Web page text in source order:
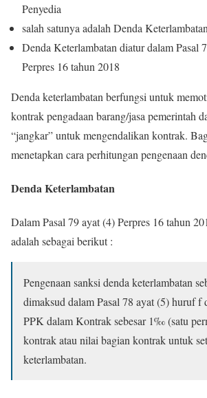
Penyedia
salah satunya adalah Denda Keterlambatan
Denda Keterlambatan diatur dalam Pasal
Perpres 16 tahun 2018
Denda keterlambatan berfungsi untuk
kontrak pengadaan barang/jasa pemerintah
“jangkar” untuk mengendalikan kontrak.
menetapkan cara perhitungan pengenaan
Denda Keterlambatan
Dalam Pasal 79 ayat (4) Perpres 16 tahun
adalah sebagai berikut :
Pengenaan sanksi denda keterlambatan
dimaksud dalam Pasal 78 ayat (5) huruf f
PPK dalam Kontrak sebesar 1‰ (satu
kontrak atau nilai bagian kontrak untuk
keterlambatan.